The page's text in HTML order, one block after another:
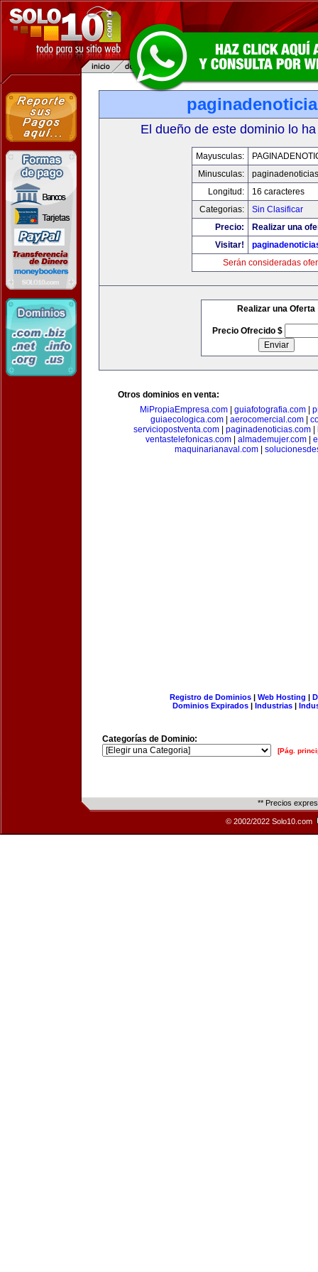
El dueño de este dominio lo
Mayusculas:
Minusculas:
Longitud:
16 caracteres
Categorias:
Sin Clasificar
Precio:
Realizar una
Visitar!
Serán consideradas
Realizar una Oferta
Precio Ofrecido $
Otros dominios en venta:
MiPropiaEmpresa.com| guiafotografia.com|
guiaecologica.com| aerocomercial.com|
serviciopostventa.com
paginadenoticias.com
ventastelefonicas.com| almademujer.com|
maquinarianaval.com|
Registro de Dominios| Web Hosting |
Dominios Expirados | Industrias |
Categorías de Dominio:
[Pág.
** Precios
© 2002/2022 Solo10.com